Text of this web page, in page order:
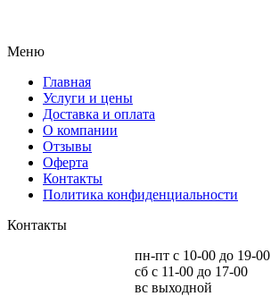
Меню
Главная
Услуги и цены
Доставка и оплата
О компании
Отзывы
Оферта
Контакты
Политика конфиденциальности
Контакты
пн-пт c 10-00 до 19-00
сб с 11-00 до 17-00
вс выходной